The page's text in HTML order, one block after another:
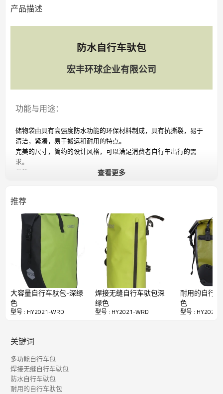
产品描述
防水自行车驮包
宏丰环球企业有限公司
功能与用途：
储物袋由具有高强度防水功能的环保材料制成，具有抗撕裂，易于
清洁，紧凑，易于搬运和耐用的特点。
完美的尺寸，简约的设计风格，可以满足消费者自行车出行的需
求。
优势：
3.抬起手腕，可以轻松地安装和卸下手腕
快速详细资料
材料
颜色
尺寸
过程
查看更多
推荐
大容量自行车驮包-深绿
色
型号 : HY2021-WRD
焊接无缝自行车驮包深
绿色
型号 : HY2021-WRD
耐用的自行
色
型号 : HY2021-
关键词
多功能自行车包
焊接无缝自行车驮包
防水自行车驮包
耐用的自行车驮包